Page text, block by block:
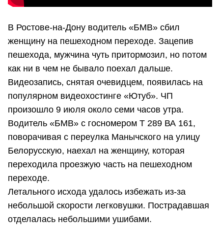
В Ростове-на-Дону водитель «БМВ» сбил
женщину на пешеходном переходе. Зацепив
пешехода, мужчина чуть притормозил, но потом
как ни в чем не бывало поехал дальше.
Видеозапись, снятая очевидцем, появилась на
популярном видеохостинге «Ютуб». ЧП
произошло 9 июля около семи часов утра.
Водитель «БМВ» с госномером Т 289 ВА 161,
поворачивая с переулка Манычского на улицу
Белорусскую, наехал на женщину, которая
переходила проезжую часть на пешеходном
переходе.
Летального исхода удалось избежать из-за
небольшой скорости легковушки. Пострадавшая
отделалась небольшими ушибами.